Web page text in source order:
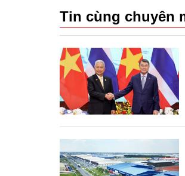
Tin cùng chuyên